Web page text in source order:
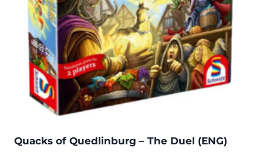
Quacks of Quedlinburg – The Duel (ENG)